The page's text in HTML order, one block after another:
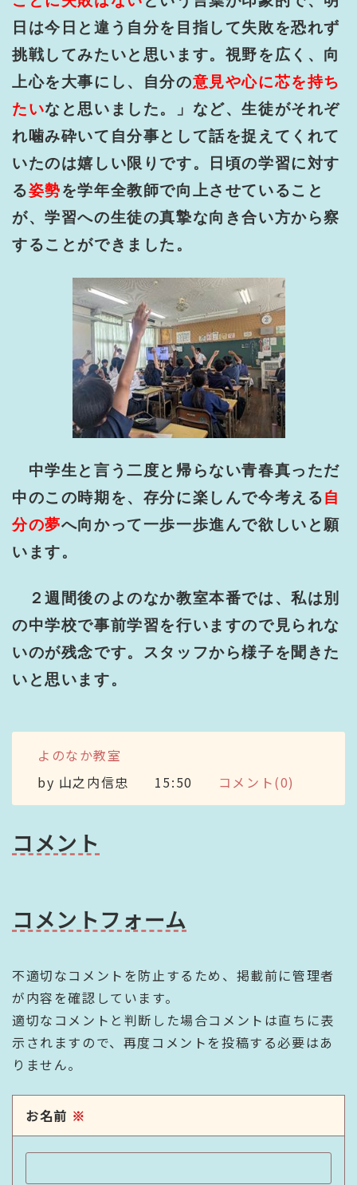
日は今日と違う自分を目指して失敗を恐れず
挑戦してみたいと思います。視野を広く、向
上心を大事にし、自分の意見や心に芯を持ち
たいなと思いました。」など、生徒がそれぞ
れ噛み砕いて自分事として話を捉えてくれて
いたのは嬉しい限りです。日頃の学習に対す
る姿勢を学年全教師で向上させていること
が、学習への生徒の真摯な向き合い方から察
することができました。
中学生と言う二度と帰らない青春真っただ
中のこの時期を、存分に楽しんで今考える自
分の夢へ向かって一歩一歩進んで欲しいと願
います。
２週間後のよのなか教室本番では、私は別
の中学校で事前学習を行いますので見られな
いのが残念です。スタッフから様子を聞きた
いと思います。
よのなか教室
by 山之内信忠 15:50 コメント(0)
コメント
コメントフォーム
不適切なコメントを防止するため、掲載前に管理者
が内容を確認しています。
適切なコメントと判断した場合コメントは直ちに表
示されますので、再度コメントを投稿する必要はあ
りません。
お名前 ※